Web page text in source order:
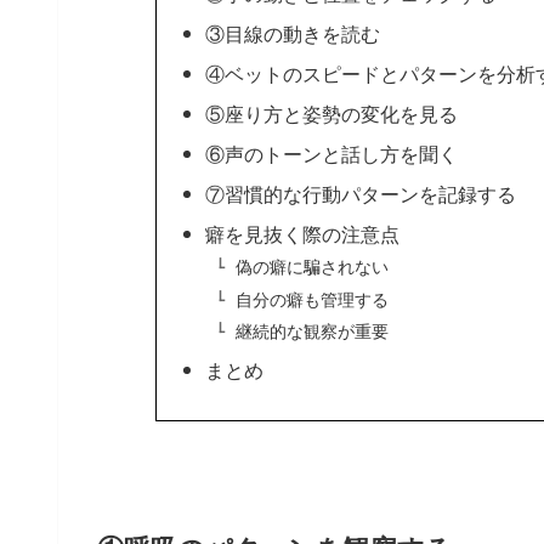
③目線の動きを読む
④ベットのスピードとパターンを分析
⑤座り方と姿勢の変化を見る
⑥声のトーンと話し方を聞く
⑦習慣的な行動パターンを記録する
癖を見抜く際の注意点
偽の癖に騙されない
自分の癖も管理する
継続的な観察が重要
まとめ